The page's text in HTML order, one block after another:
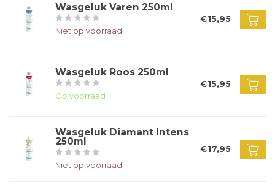
Wasgeluk Varen 250ml
Niet op voorraad
€15,95
Wasgeluk Roos 250ml
Op voorraad
€15,95
Wasgeluk Diamant Intens
250ml
Niet op voorraad
€17,95